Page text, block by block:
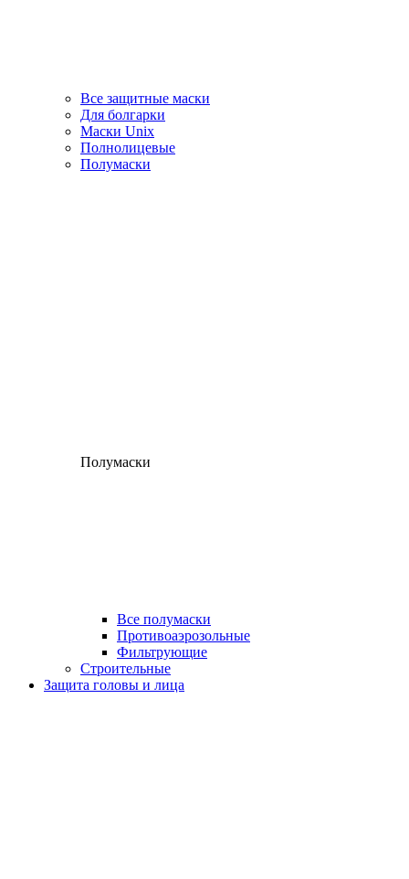
Все защитные маски
Для болгарки
Маски Unix
Полнолицевые
Полумаски
Полумаски
Все полумаски
Противоаэрозольные
Фильтрующие
Строительные
Защита головы и лица